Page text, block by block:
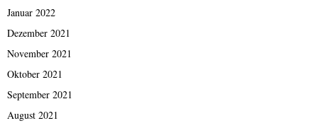
Januar 2022
Dezember 2021
November 2021
Oktober 2021
September 2021
August 2021